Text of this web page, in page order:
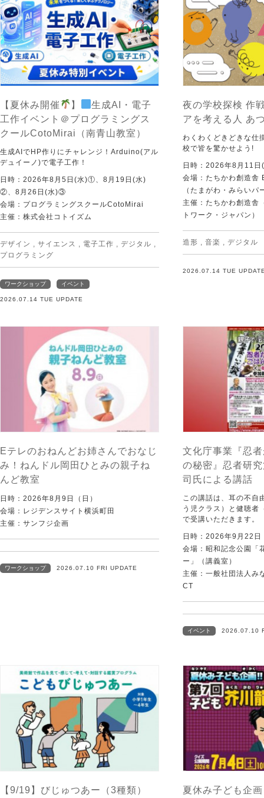
【夏休み開催 】
生成AI・電子
工作イベント＠プログラミングス
クールCotoMirai（南青山教室）
生成AIでHP作りにチャレンジ！Arduino(アル
デュイーノ)で電子工作！
日時：2026年8月5日(水)①、8月19日(水)
②、8月26日(水)③
会場：プログラミングスクールCotoMirai
主催：株式会社コトイズム
デザイン サイエンス 電子工作 デジタル
プログラミング
ワークショップ イベント
2026.07.14 TUE UPDATE
夜の学校探検 作
アを考える人 あ
わくわくどきどきな仕
校で皆を驚かせよう!
日時：2026年8月11日
会場：たちかわ創造舎
（たまがわ・みらいパ
主催：たちかわ創造舎
トワーク・ジャパン）
造形 音楽 デジタル
2026.07.14 TUE
Eテレのおねんどお姉さんでおなじ
み！ねんドル岡田ひとみの親子ね
んど教室
日時：2026年8月9日（日）
会場：レジデンスサイト横浜町田
主催：サンフジ企画
ワークショップ 2026.07.10 FRI UPDATE
文化庁事業『忍
の秘密』忍者研
司氏による講話
この講話は、耳の不自
う児クラス）と健聴者
で受講いただきます。
日時：2026年9月22日
会場：昭和記念公園「
ー」（講義室）
主催：一般社団法人み
CT
イベント 2026.07.10
【9/19】びじゅつあー（3種類）
夏休み子ども企